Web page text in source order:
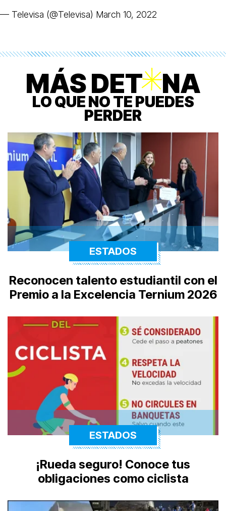
— Televisa (@Televisa) March 10, 2022
MÁS DETONA
LO QUE NO TE PUEDES
PERDER
ESTADOS
Reconocen talento estudiantil con el
Premio a la Excelencia Ternium 2026
ESTADOS
¡Rueda seguro! Conoce tus
obligaciones como ciclista